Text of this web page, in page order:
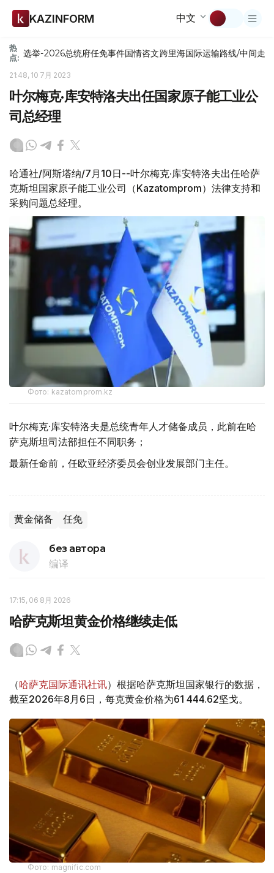
KAZINFORM 中文
热
点: 选举-2026总统府任免事件国情咨文跨里海国际运输路线/中间走廊
21:48, 10 7月 2023
叶尔梅克·库安特洛夫出任国家原子能工业公
司总经理
哈通社/阿斯塔纳/7月10日--叶尔梅克·库安特洛夫出任哈萨
克斯坦国家原子能工业公司（Kazatomprom）法律支持和
采购问题总经理。
Фото: kazatomprom.kz
叶尔梅克·库安特洛夫是总统青年人才储备成员，此前在哈
萨克斯坦司法部担任不同职务；
最新任命前，任欧亚经济委员会创业发展部门主任。
黄金储备 任免
без автора
编译
17:15, 06 8月 2026
哈萨克斯坦黄金价格继续走低
（哈萨克国际通讯社讯）根据哈萨克斯坦国家银行的数据，
截至2026年8月6日，每克黄金价格为61 444.62坚戈。
Фото: magnific.com